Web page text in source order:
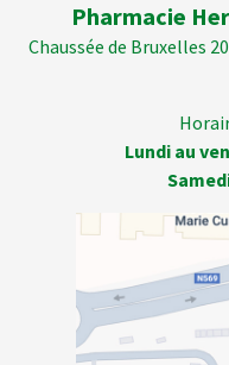
Pharmacie
Chaussée de Bruxelles
Lundi au